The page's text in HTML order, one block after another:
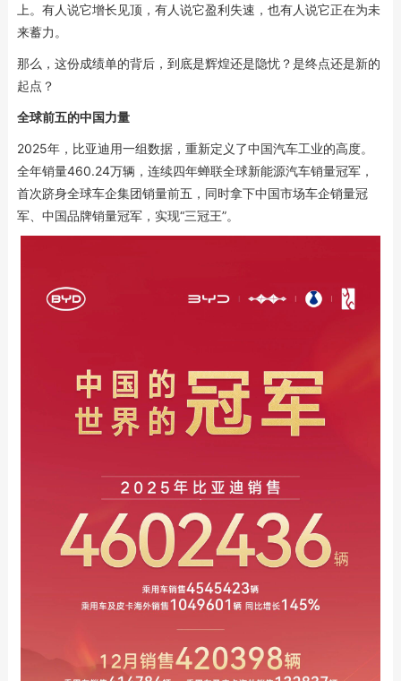
上。有人说它增长见顶，有人说它盈利失速，也有人说它正在为未
来蓄力。
那么，这份成绩单的背后，到底是辉煌还是隐忧？是终点还是新的
起点？
全球前五的中国力量
2025年，比亚迪用一组数据，重新定义了中国汽车工业的高度。
全年销量460.24万辆，连续四年蝉联全球新能源汽车销量冠军，
首次跻身全球车企集团销量前五，同时拿下中国市场车企销量冠
军、中国品牌销量冠军，实现“三冠王”。